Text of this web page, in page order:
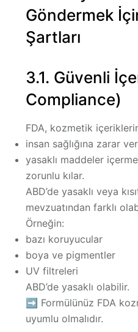
Göndermek
Şartları
3.1. Güvenli
Compliance)
FDA, kozmetik
insan sağlığına zarar
yasaklı maddeler
zorunlu kılar.
ABD’de yasaklı veya
mevzuatından farklı
Örneğin:
bazı koruyucular
boya ve pigmentler
UV filtreleri
ABD’de yasaklı olabilir.
➡ Formülünüz FDA
uyumlu olmalıdır.